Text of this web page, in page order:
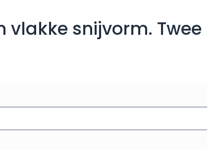
vlakke snijvorm. Twee